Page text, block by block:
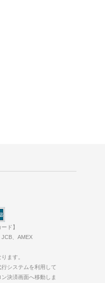
ド】
JCB、AMEX
ます。
システムを利用して
決済画面へ移動しま